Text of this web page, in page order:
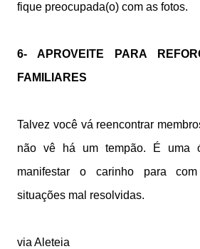
fique preocupada(o) com as fotos.
6- APROVEITE PARA
FAMILIARES
Talvez você vá reencontrar
não vê há um tempão. É uma
manifestar o carinho para
situações mal resolvidas.
via Aleteia